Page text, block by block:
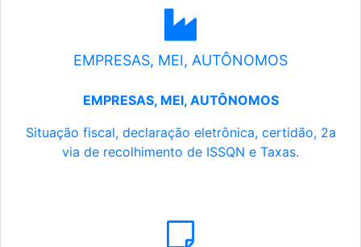
EMPRESAS, MEI, AUTÔNOMOS
EMPRESAS, MEI, AUTÔNOMOS
Situação fiscal, declaração eletrônica, certidão, 2a
via de recolhimento de ISSQN e Taxas.